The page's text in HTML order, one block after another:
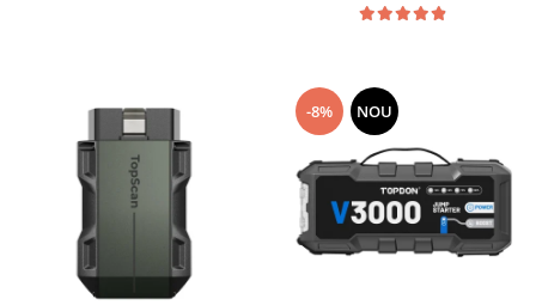
-8% NOU